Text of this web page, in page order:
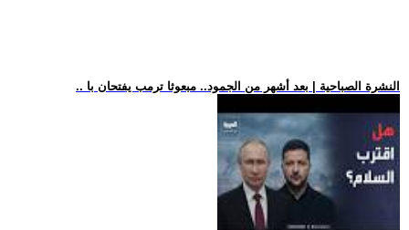
.. النشرة الصباحية | بعد أشهر من الجمود.. مبعوثا ترمب يفتحان با